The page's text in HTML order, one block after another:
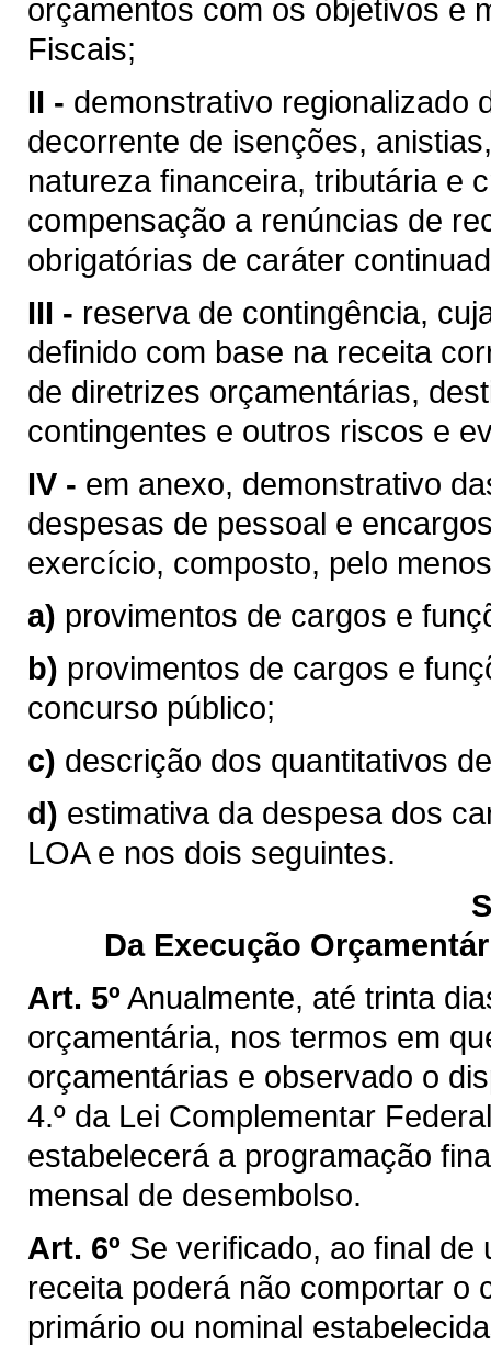
orçamentos com os objetivos e
Fiscais;
II - demonstrativo regionalizado
decorrente de isenções,
natureza financeira, tributária e
compensação a renúncias de
obrigatórias de caráter
III - reserva de contingência,
definido com base na receita
de diretrizes orçamentárias,
contingentes e outros riscos e
IV - em anexo, demonstrativo
despesas de pessoal e
exercício, composto, pelo
a) provimentos de cargos e
b) provimentos de cargos e
concurso público;
c) descrição dos quantitativos
d) estimativa da despesa dos
LOA e nos dois seguintes.
Da Execução
Art. 5º Anualmente, até trinta
orçamentária, nos termos em
orçamentárias e observado o
4.º da Lei Complementar
estabelecerá a programação
mensal de desembolso.
Art. 6º Se verificado, ao final de
receita poderá não comportar o
primário ou nominal